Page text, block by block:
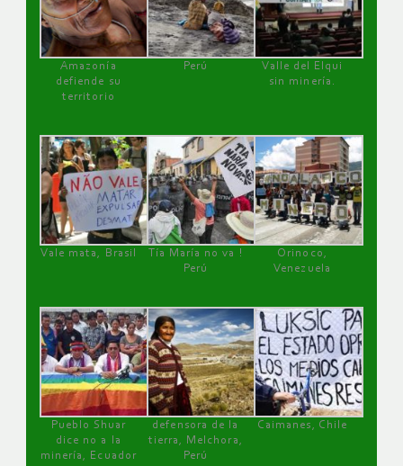
Amazonía
defiende su
territorio
Perú
Valle del Elqui
sin minería.
Vale mata, Brasil
Tía María no va !
Perú
Orinoco,
Venezuela
Pueblo Shuar
dice no a la
minería, Ecuador
defensora de la
tierra, Melchora,
Perú
Caimanes, Chile